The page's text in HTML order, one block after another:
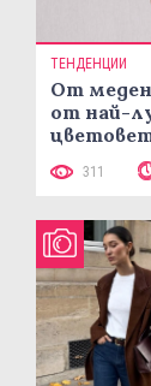
ТЕНДЕНЦИИ
От меден
от най-
311